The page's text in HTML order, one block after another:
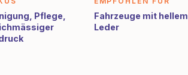
Pflege,
Fahrzeuge mit hellem
Leder